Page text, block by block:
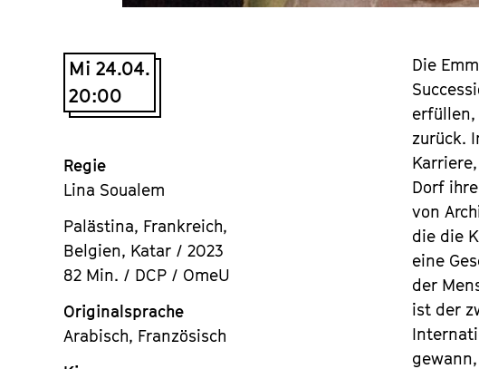
Mi 24.04.
20:00
Regie
Lina Soualem
Palästina, Frankreich,
Belgien, Katar / 2023
82 Min. / DCP / OmeU
Originalsprache
Arabisch, Französisch
Die
erfüllen,
zurück.
Dorf
von
die die
eine
der
ist der